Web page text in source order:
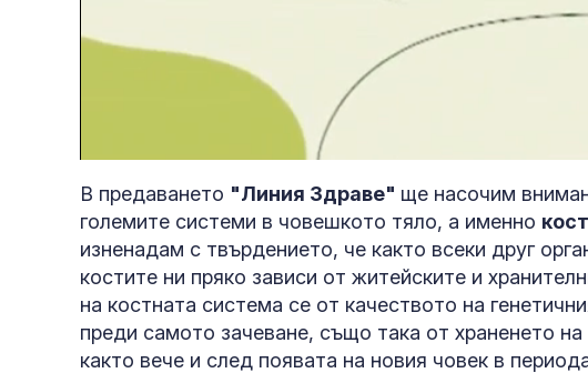
В предаването "Линия Здраве" ще насочим
големите системи в човешкото тяло, а именно
изненадам с твърдението, че както всеки друг
костите ни пряко зависи от житейските и
на костната система се от качеството на
преди самото зачеване, също така от храненето
както вече и след появата на новия човек в